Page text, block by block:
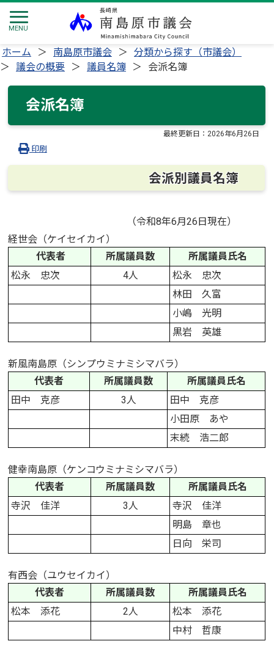
ホーム 南島原市議会
分類から探す（市議会）
議会の概要
議員名簿 会派名簿
会派名簿
最終更新日： 2026年6月26日
印刷
会派別議員名簿
（令和8年6月26日現在）
経世会（ケイセイカイ）
代表者
所属議員数
所属議員氏名
松永 忠次
4人
松永 忠次
林田 久富
小嶋 光明
黒岩 英雄
新風南島原（シンプウミナミシマバラ）
代表者
所属議員数
所属議員氏名
田中 克彦
3人
田中 克彦
小田原 あや
末続 浩二郎
健幸南島原（ケンコウミナミシマバラ）
代表者
所属議員数
所属議員氏名
寺沢 佳洋
3人
寺沢 佳洋
明島 章也
日向 栄司
有西会（ユウセイカイ）
代表者
所属議員数
所属議員氏名
松本 添花
2人
松本 添花
中村 哲康